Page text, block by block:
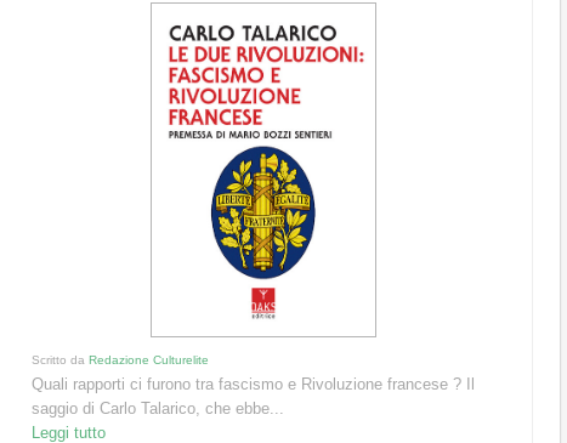
Scritto daRedazione Culturelite
Quali rapporti ci furono tra fascismo e Rivoluzione francese ? Il
saggio di Carlo Talarico, che ebbe...
Leggi tutto